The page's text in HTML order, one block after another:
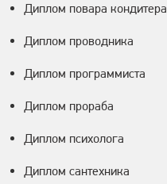
Диплом повара кондитера
Диплом проводника
Диплом программиста
Диплом прораба
Диплом психолога
Диплом сантехника